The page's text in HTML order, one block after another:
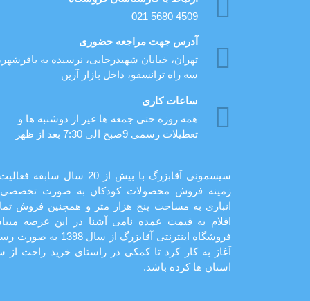
021 5680 4509
آدرس جهت مراجعه حضوری
تهران، خيابان شهيدرجايى، نرسیده به
سه راه ترانسفو، داخل بازار آرین
ساعات کاری
همه روزه حتی جمعه ها غیر از دوشنبه ها و
تعطیلات رسمی 9صبح الی 7:30 بعد از ظهر
سیسمونی آقابزرگ با بیش از 20 سال سابقه
زمینه فروش محصولات کودکان به صورت تخصصی
انباری به مساحت پنج هزار متر و همچنین فروش
اقلام به قیمت عمده نامی آشنا در این عرصه
فروشگاه اینترنتی آقابزرگ از سال 1398
آغاز به کار کرد تا کمکی در راستای خرید راحت از
استان ها کرده باشد.